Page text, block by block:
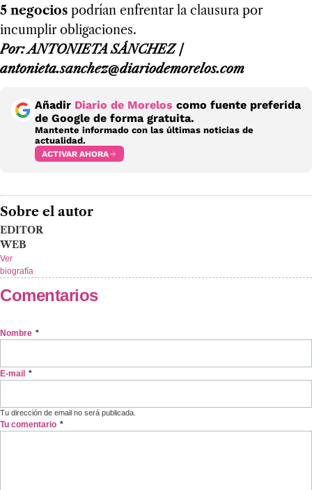
5 negocios podrían enfrentar la clausura por
incumplir obligaciones.
Por: ANTONIETA SÁNCHEZ /
antonieta.sanchez@diariodemorelos.com
Añadir Diario de Morelos como fuente preferida
de Google de forma gratuita.
Mantente informado con las últimas noticias de
actualidad.
ACTIVAR AHORA
Sobre el autor
EDITOR
WEB
Ver
biografía
Comentarios
Nombre *
E-mail *
Tu dirección de email no será publicada.
Tu comentario *